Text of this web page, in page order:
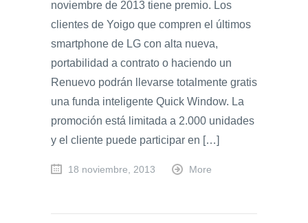
noviembre de 2013 tiene premio. Los
clientes de Yoigo que compren el últimos
smartphone de LG con alta nueva,
portabilidad a contrato o haciendo un
Renuevo podrán llevarse totalmente gratis
una funda inteligente Quick Window. La
promoción está limitada a 2.000 unidades
y el cliente puede participar en […]
18 noviembre, 2013 More